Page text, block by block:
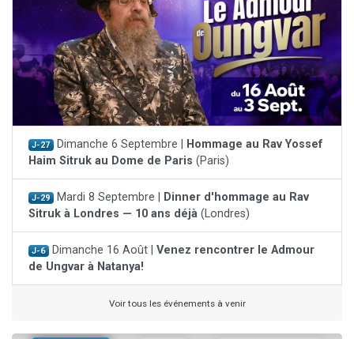
J-27 Dimanche 6 Septembre |
Hommage au Rav Yossef
Haim Sitruk au Dome de Paris (Paris)
J-29 Mardi 8 Septembre |
Dinner d'hommage au Rav
Sitruk à Londres — 10 ans déjà (Londres)
J-6 Dimanche 16 Août | Venez rencontrer le Admour
de Ungvar à Natanya!
Voir tous les événements à venir